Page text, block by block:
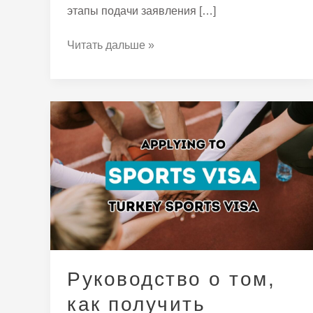
этапы подачи заявления […]
Читать дальше »
Руководство о том,
как получить
Руководство
том,
как
получить
турецкую
визу
для
мероприятий